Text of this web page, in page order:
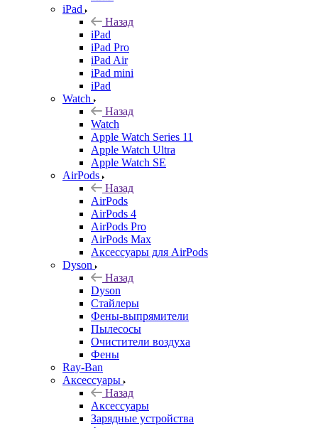
iPad
Назад
iPad
iPad Pro
iPad Air
iPad mini
iPad
Watch
Назад
Watch
Apple Watch Series 11
Apple Watch Ultra
Apple Watch SE
AirPods
Назад
AirPods
AirPods 4
AirPods Pro
AirPods Max
Аксессуары для AirPods
Dyson
Назад
Dyson
Стайлеры
Фены-выпрямители
Пылесосы
Очистители воздуха
Фены
Ray-Ban
Аксессуары
Назад
Аксессуары
Зарядные устройства